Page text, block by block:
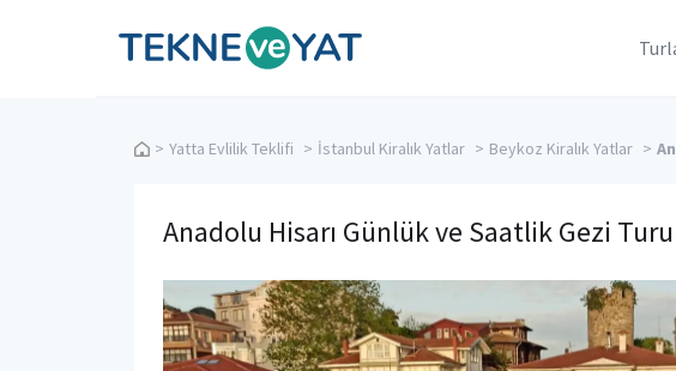
Tekne ve Yat
> Yatta Evlilik Teklifi > İstanbul Kiralık Yatlar > Beykoz Kiralık Yatlar >
Anadolu Hisarı Günlük ve Saatlik Gezi Turu